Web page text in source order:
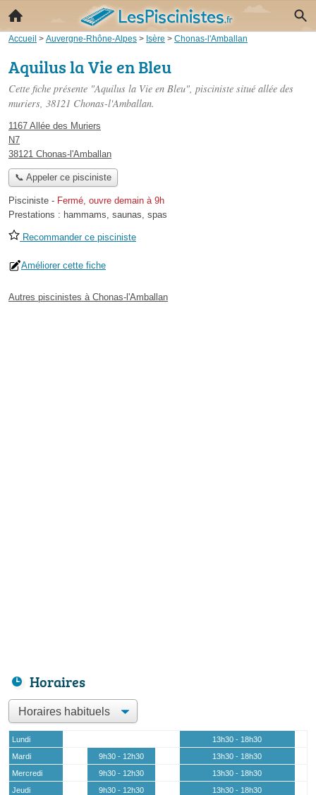
Accueil > Auvergne-Rhône-Alpes > Isère > Chonas-l'Amballan
Aquilus la Vie en Bleu
Cette fiche présente "Aquilus la Vie en Bleu", pisciniste situé allée des
muriers, 38121 Chonas-l'Amballan.
1167 Allée des Muriers
N7
38121 Chonas-l'Amballan
📞 Appeler ce pisciniste
Pisciniste - Fermé, ouvre demain à 9h
Prestations : hammams, saunas, spas
Recommander ce pisciniste
Améliorer cette fiche
Autres piscinistes à Chonas-l'Amballan
Horaires
Lundi
13h30 - 18h30
Mardi
9h30 - 12h30
13h30 - 18h30
Mercredi
9h30 - 12h30
13h30 - 18h30
Jeudi
9h30 - 12h30
13h30 - 18h30